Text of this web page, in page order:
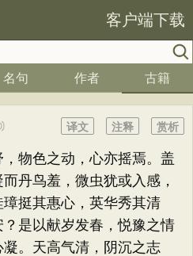
客户端下载
名句 作者 古籍
赏析
注释
译文
物色之动，心亦摇焉。盖
丹鸟羞，微虫犹或入感，
挺其惠心，英华秀其清
是以献岁发春，悦豫之情
。天高气清，阴沉之志